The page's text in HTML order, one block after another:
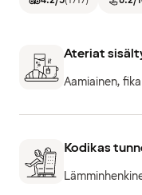
Ateriat
Aamiainen,
Kodikas